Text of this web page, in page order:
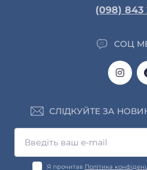
(098) 843
СОЦ
СЛІДКУЙТЕ ЗА
Я прочитав Політика